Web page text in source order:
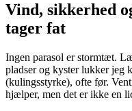
Vind, sikkerhed
tager fat
Ingen parasol er stormtæt.
pladser og kyster lukker jeg
(kulingsstyrke), ofte før.
hjælper, men det er ikke en